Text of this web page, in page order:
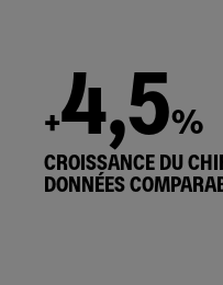
+4,5%
CROISSANCE DU
DONNÉES